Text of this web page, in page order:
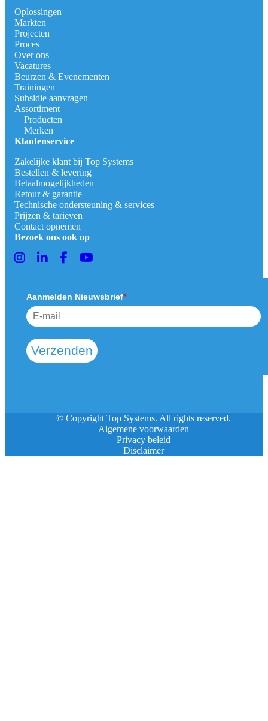
Oplossingen
Markten
Projecten
Proces
Over ons
Vacatures
Beurzen & Evenementen
Trainingen
Subsidie aanvragen
Assortiment
Producten
Merken
Klantenservice
Zakelijke klant bij Top Systems
Bestellen & levering
Betaalmogelijkheden
Retour & garantie
Technische ondersteuning & services
Prijzen & tarieven
Contact opnemen
Bezoek ons ook op
Aanmelden Nieuwsbrief*
Verzenden
© Copyright Top Systems. All rights reserved.
Algemene voorwaarden
Privacy beleid
Disclaimer